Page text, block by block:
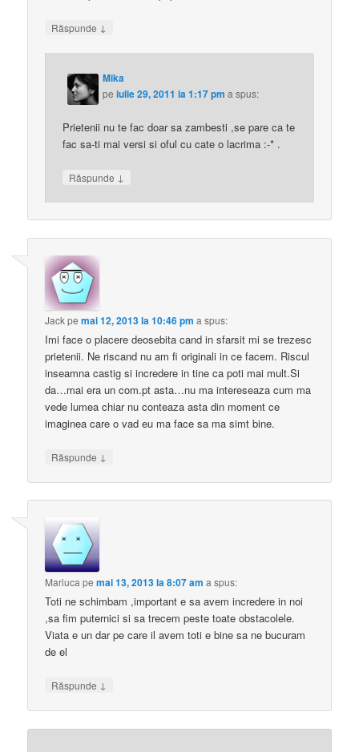
Răspunde ↓
Mika
peiulie 29, 2011 la 1:17 pm a spus:
Prietenii nu te fac doar sa zambesti ,se pare ca te
fac sa-ti mai versi si oful cu cate o lacrima :-* .
Răspunde ↓
Jackpemai 12, 2013 la 10:46 pm a spus:
Imi face o placere deosebita cand in sfarsit mi se trezesc
prietenii. Ne riscand nu am fi originali in ce facem. Riscul
inseamna castig si incredere in tine ca poti mai mult.Si
da…mai era un com.pt asta…nu ma intereseaza cum ma
vede lumea chiar nu conteaza asta din moment ce
imaginea care o vad eu ma face sa ma simt bine.
Răspunde ↓
Mariuca pemai 13, 2013 la 8:07 am a spus:
Toti ne schimbam ,important e sa avem incredere in noi
,sa fim puternici si sa trecem peste toate obstacolele.
Viata e un dar pe care il avem toti e bine sa ne bucuram
de el
Răspunde ↓